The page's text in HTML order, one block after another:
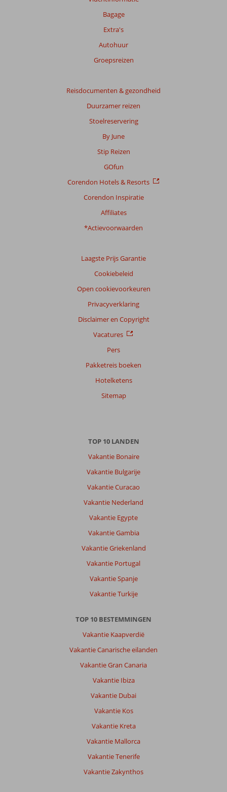
Bagage
Extra's
Autohuur
Groepsreizen
Reisdocumenten & gezondheid
Duurzamer reizen
Stoelreservering
By June
Stip Reizen
GOfun
Corendon Hotels & Resorts
Corendon Inspiratie
Affiliates
*Actievoorwaarden
Laagste Prijs Garantie
Cookiebeleid
Open cookievoorkeuren
Privacyverklaring
Disclaimer en Copyright
Vacatures
Pers
Pakketreis boeken
Hotelketens
Sitemap
TOP 10 LANDEN
Vakantie Bonaire
Vakantie Bulgarije
Vakantie Curacao
Vakantie Nederland
Vakantie Egypte
Vakantie Gambia
Vakantie Griekenland
Vakantie Portugal
Vakantie Spanje
Vakantie Turkije
TOP 10 BESTEMMINGEN
Vakantie Kaapverdië
Vakantie Canarische eilanden
Vakantie Gran Canaria
Vakantie Ibiza
Vakantie Dubai
Vakantie Kos
Vakantie Kreta
Vakantie Mallorca
Vakantie Tenerife
Vakantie Zakynthos